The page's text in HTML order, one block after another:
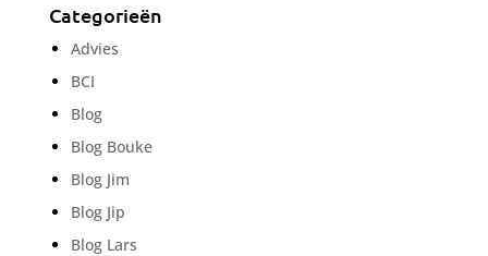
Categorieën
Advies
BCI
Blog
Blog Bouke
Blog Jim
Blog Jip
Blog Lars